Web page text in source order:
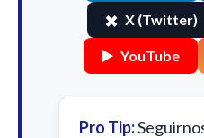
✖️ X (Twitter)
▶️ YouTube
Pro Tip: